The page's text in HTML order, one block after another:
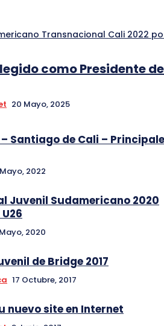
Transnacional Cali 2022
como Presidente
20 Mayo, 2025
Santiago de Cali –
2022
Juvenil Sudamericano 2020
2020
de Bridge 2017
17 Octubre, 2017
nuevo site en Internet